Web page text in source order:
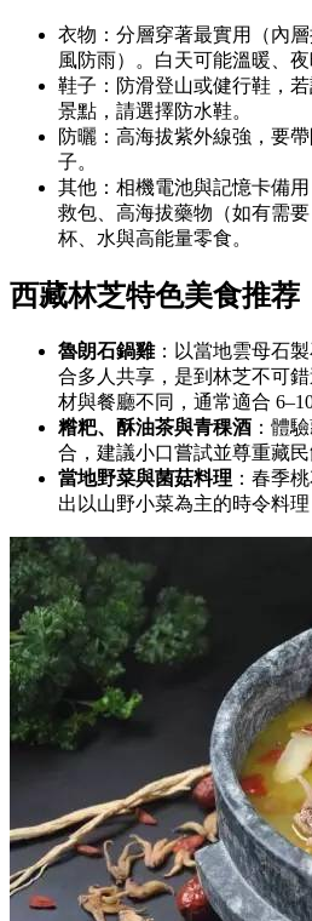
衣物：分層穿著最實用（內
風防雨）。白天可能溫暖、夜
鞋子：防滑登山或健行鞋，
景點，請選擇防水鞋。
防曬：高海拔紫外線強，要
子。
其他：相機電池與記憶卡備
救包、高海拔藥物（如有需
杯、水與高能量零食。
西藏林芝特色美食推荐
魯朗石鍋雞：以當地雲母石
合多人共享，是到林芝不可
材與餐廳不同，通常適合
糌粑、酥油茶與青稞酒 ：體
合，建議小口嘗試並尊重藏民
當地野菜與菌菇料理 ：春季
出以山野小菜為主的時令料理